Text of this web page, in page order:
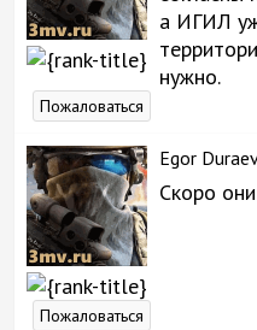
а ИГИЛ
нужно.
Пожаловаться
Egor
Скоро
Пожаловаться